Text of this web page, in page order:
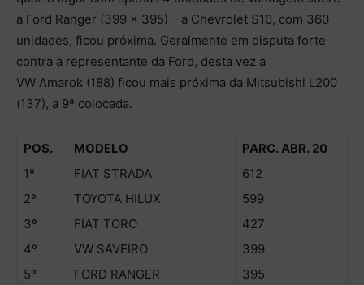
a Ford Ranger (399 x 395) – a Chevrolet S10, com 360
unidades, ficou próxima. Geralmente em disputa forte
contra a representante da Ford, desta vez a
VW Amarok (188) ficou mais próxima da Mitsubishi L200
(137), a 9ª colocada.
POS. MODELO PARC. ABR. 20
1º
FIAT STRADA
612
2º
TOYOTA HILUX
599
3º
FIAT TORO
427
4º
VW SAVEIRO
399
5º
FORD RANGER
395